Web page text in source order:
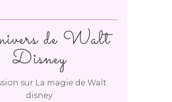
de Walt
Disney
sur La magie de Walt
disney